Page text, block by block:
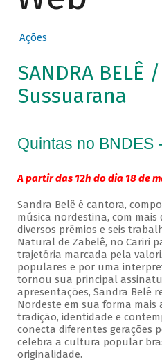
Ações
SANDRA BELÊ /
Sussuarana
Quintas no BNDES
A partir das 12h do dia 18 de
Sandra Belê é cantora,
música nordestina, com mais
diversos prêmios e seis
Natural de Zabelê, no Cariri
trajetória marcada pela
populares e por uma
tornou sua principal
apresentações, Sandra Belê
Nordeste em sua forma
tradição, identidade e
conecta diferentes gerações
celebra a cultura popular
originalidade.